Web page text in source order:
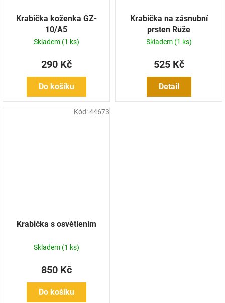
Krabička koženka GZ-
10/A5
Skladem (1 ks)
290 Kč
Do košíku
Krabička na zásnubní
prsten Růže
Skladem (1 ks)
525 Kč
Detail
Krabička s osvětlením
Skladem (1 ks)
850 Kč
Do košíku
Kód:44673